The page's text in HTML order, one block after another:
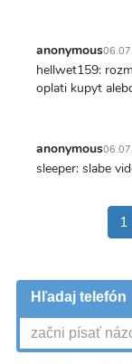
anonymous
hellwet159:
oplati kupyt
anonymous
sleeper: slabe
1
Hľadaj telefón